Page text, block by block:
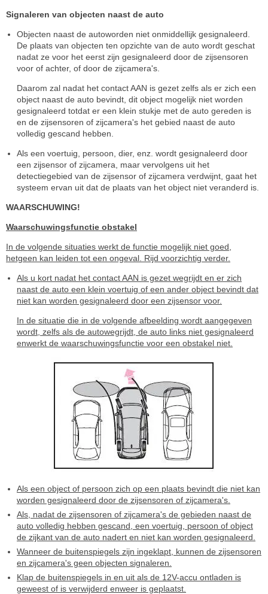
Signaleren van objecten naast de auto
Objecten naast de autoworden niet onmiddellijk gesignaleerd.
De plaats van objecten ten opzichte van de auto wordt geschat
nadat ze voor het eerst zijn gesignaleerd door de zijsensoren
voor of achter, of door de zijcamera's.
Daarom zal nadat het contact AAN is gezet zelfs als er zich een
object naast de auto bevindt, dit object mogelijk niet worden
gesignaleerd totdat er een klein stukje met de auto gereden is
en de zijsensoren of zijcamera's het gebied naast de auto
volledig gescand hebben.
Als een voertuig, persoon, dier, enz. wordt gesignaleerd door
een zijsensor of zijcamera, maar vervolgens uit het
detectiegebied van de zijsensor of zijcamera verdwijnt, gaat het
systeem ervan uit dat de plaats van het object niet veranderd is.
WAARSCHUWING!
Waarschuwingsfunctie obstakel
In de volgende situaties werkt de functie mogelijk niet goed,
hetgeen kan leiden tot een ongeval. Rijd voorzichtig verder.
Als u kort nadat het contact AAN is gezet wegrijdt en er zich
naast de auto een klein voertuig of een ander object bevindt dat
niet kan worden gesignaleerd door een zijsensor voor.
In de situatie die in de volgende afbeelding wordt aangegeven
wordt, zelfs als de autowegrijdt, de auto links niet gesignaleerd
enwerkt de waarschuwingsfunctie voor een obstakel niet.
Als een object of persoon zich op een plaats bevindt die niet kan
worden gesignaleerd door de zijsensoren of zijcamera's.
Als, nadat de zijsensoren of zijcamera's de gebieden naast de
auto volledig hebben gescand, een voertuig, persoon of object
de zijkant van de auto nadert en niet kan worden gesignaleerd.
Wanneer de buitenspiegels zijn ingeklapt, kunnen de zijsensoren
en zijcamera's geen objecten signaleren.
Klap de buitenspiegels in en uit als de 12V-accu ontladen is
geweest of is verwijderd enweer is geplaatst.